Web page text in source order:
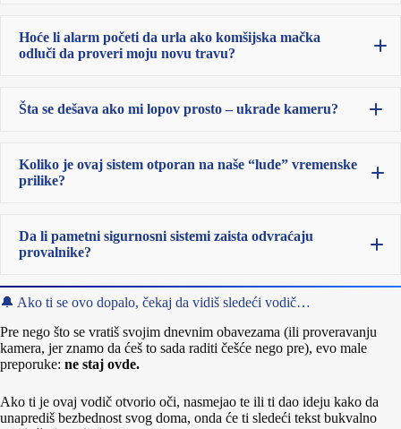
cloud skladištenja,
i učestalosti pregleda uživo.
aplikacija baguje,
notifikacije kasne,
Hoće li alarm početi da urla ako komšijska mačka
odluči da proveri moju novu travu?
sigurnosni sistem za eksterijer
Šta se dešava ako mi lopov prosto – ukrade kameru?
Koliko je ovaj sistem otporan na naše “lude” vremenske
prilike?
Da li pametni sigurnosni sistemi zaista odvraćaju
provalnike?
🔔 Ako ti se ovo dopalo, čekaj da vidiš sledeći vodič…
Pre nego što se vratiš svojim dnevnim obavezama (ili proveravanju
kamera, jer znamo da ćeš to sada raditi češće nego pre), evo male
preporuke: ne staj ovde.
Ako ti je ovaj vodič otvorio oči, nasmejao te ili ti dao ideju kako da
unaprediš bezbednost svog doma, onda će ti sledeći tekst bukvalno